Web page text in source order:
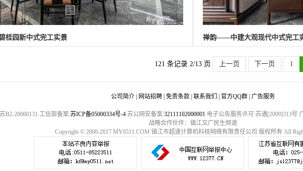
园新中式完工实景 禅韵——中建大观现代中式完工
121 条记录 2/13 页 上一页 下一页 1
公司简介 网站招聘 免责条款 联系我们 官方QQ群 广告服务
B2-20060131 工信部备案:苏ICP备05000334号-4苏公网安备案:32111102000001电子公告服务许可:苏通[2009]313号
战略合作伙伴：镇江文广民生频道
Copyright © 2000-2017 MY0511.COM 镇江市超速计算机科技网络有限责任公司 版权所有 All